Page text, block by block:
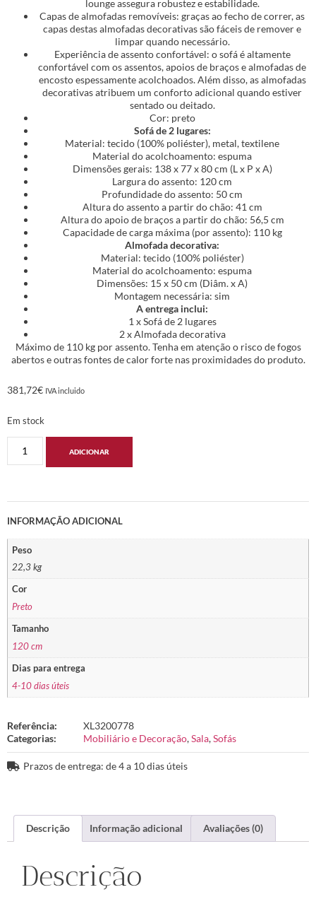
lounge assegura robustez e estabilidade.
Capas de almofadas removíveis: graças ao fecho de correr, as
capas destas almofadas decorativas são fáceis de remover e
limpar quando necessário.
Experiência de assento confortável: o sofá é altamente
confortável com os assentos, apoios de braços e almofadas de
encosto espessamente acolchoados. Além disso, as almofadas
decorativas atribuem um conforto adicional quando estiver
sentado ou deitado.
Cor: preto
Sofá de 2 lugares:
Material: tecido (100% poliéster), metal, textilene
Material do acolchoamento: espuma
Dimensões gerais: 138 x 77 x 80 cm (L x P x A)
Largura do assento: 120 cm
Profundidade do assento: 50 cm
Altura do assento a partir do chão: 41 cm
Altura do apoio de braços a partir do chão: 56,5 cm
Capacidade de carga máxima (por assento): 110 kg
Almofada decorativa:
Material: tecido (100% poliéster)
Material do acolchoamento: espuma
Dimensões: 15 x 50 cm (Diâm. x A)
Montagem necessária: sim
A entrega inclui:
1 x Sofá de 2 lugares
2 x Almofada decorativa
Máximo de 110 kg por assento. Tenha em atenção o risco de fogos
abertos e outras fontes de calor forte nas proximidades do produto.
381,72€ IVA incluido
Em stock
ADICIONAR
INFORMAÇÃO ADICIONAL
Peso
22,3 kg
Cor
Preto
Tamanho
120 cm
Dias para entrega
4-10 dias úteis
Referência:
XL3200778
Categorias:
Mobiliário e Decoração,Sala,Sofás
Prazos de entrega: de 4 a 10 dias úteis
Descrição Informação adicional Avaliações (0)
Descrição